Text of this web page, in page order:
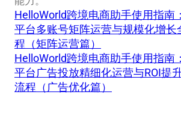
HelloWorld跨境电商助手使用指南
平台多账号矩阵运营与规模化增长
程（矩阵运营篇）
HelloWorld跨境电商助手使用指南
平台广告投放精细化运营与ROI提
流程（广告优化篇）